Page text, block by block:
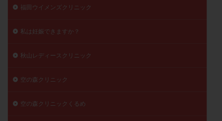
福田ウイメンズクリニック
私は妊娠できますか？
秋山レディースクリニック
空の森クリニック
空の森クリニックくるめ